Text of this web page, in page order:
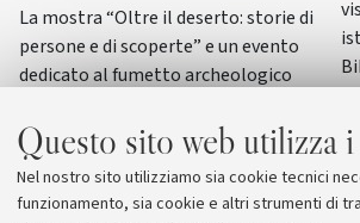
Questo sito web utilizza
Nel nostro sito utilizziamo sia cookie tecnici
funzionamento, sia cookie e altri strumenti di
La mostra “Oltre il deserto: storie di
persone e di scoperte” e un evento
dedicato al fumetto archeologico
convegno internazionale di
archeologia e storia della Penisola
Araba
il